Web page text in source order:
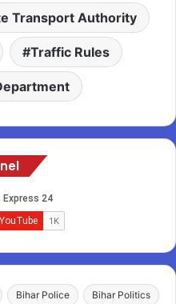
Transport Authority
Traffic Rules
Bihar Police Bihar Politics